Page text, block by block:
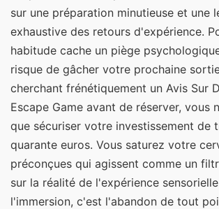
sur une préparation minutieuse et une
exhaustive des retours d'expérience.
habitude cache un piège
risque de gâcher votre prochaine
cherchant frénétiquement un Avis Sur
Escape Game avant de réserver, vous
que sécuriser votre investissement de
quarante euros. Vous saturez votre
préconçues qui agissent comme un
sur la réalité de l'expérience
l'immersion, c'est l'abandon de tout